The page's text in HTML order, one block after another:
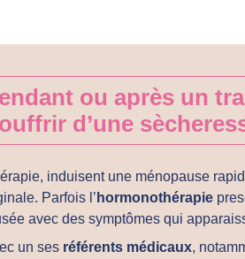
ou après un
d’une
induisent une ménopause
Parfois l’ hormonothérapie
avec des symptômes qui
un ses référents médicaux,